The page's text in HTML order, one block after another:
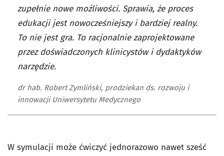
zupełnie nowe możliwości. Sprawia, że proces
edukacji jest nowocześniejszy i bardziej realny.
To nie jest gra. To racjonalnie zaprojektowane
przez doświadczonych klinicystów i dydaktyków
narzędzie.
dr hab. Robert Zymliński, prodziekan ds. rozwoju i
innowacji Uniwersytetu Medycznego
W symulacji może ćwiczyć jednorazowo nawet sześć